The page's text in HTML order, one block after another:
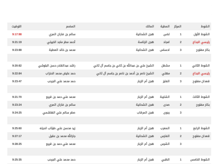
الشوط المركز المطية المالك المضمر
التوقيت
الشوط الأول
1 لضى هجن الشحانية سالم بن فاران المري
9:17:98
رئيسي الجذاع
2 امجاد هجن الرئاسة أحمد مطر ماجد الخييلي
9:21:19
بكار مفتوح
3 احساس هجن الشحانية محمد بن خالد العطية 9:23:88
الشوط الثاني 1 مشغل الشيخ علي بن عبدالله بن ثاني بن جاسم آل ثاني راشد عبدالقادر حسن البلوشي
9:20:82
رئيسي الجذاع
2 مهلي الشيخ ناصر بن أحمد بن ناصر بن جاسم آل ثاني حمد عايض محمد الحنزاب
9:22:84
قعدان مفتوح
3 الفايز هجن أم الزبار حمد محمد علي الجرحب 9:23:47
الشوط الثالث 1 الشايبة هجن أم الزبار محمد علي حمد بن قريع
9:21:70
بكار مفتوح
2 صدى هجن الشحانية سالم بن فاران المري
9:23:24
3
رجوى هجن المرقاب صقر سالم علي الهاشمي 9:24:25
الشوط الرابع 1 المعرب هجن أم الزبار زيد محسن علي طيثاب انديله
9:25:60
قعدان مفتوح
2 الفارس هجن الشحانية جارالله محمد بن عقيل
9:27:17
3
الشرس هجن أم الزبار محمد علي حمد بن قريع 9:28:25
الشوط الخامس 1 الظبي هجن أم الزبار حمد محمد علي الجرحب
9:25:35